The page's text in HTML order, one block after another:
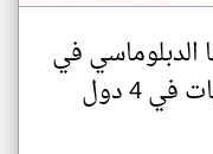
في
إفريقيا بافتتاح ممثليات في 4 دول